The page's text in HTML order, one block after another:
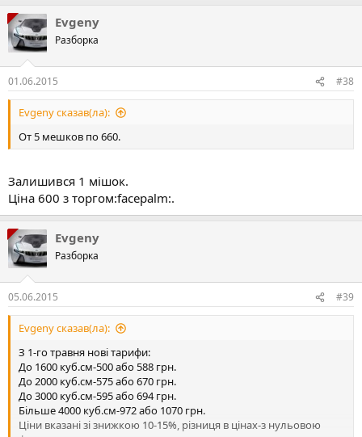
Evgeny
Разборка
01.06.2015 #38
Evgeny сказав(ла):
От 5 мешков по 660.
Залишився 1 мішок.
Ціна 600 з торгом:facepalm:.
Evgeny
Разборка
05.06.2015 #39
Evgeny сказав(ла):
З 1-го травня нові тарифи:
До 1600 куб.см-500 або 588 грн.
До 2000 куб.см-575 або 670 грн.
До 3000 куб.см-595 або 694 грн.
Більше 4000 куб.см-972 або 1070 грн.
Ціни вказані зі знижкою 10-15%, різниця в цінах-з нульовою